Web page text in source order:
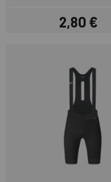
Prezzo
2,80 €